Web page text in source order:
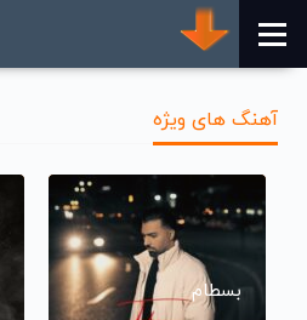
آهنگ های ویژه
بسطام